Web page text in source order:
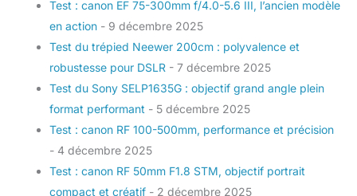
Test : canon EF 75-300mm f/4.0-5.6 III, l’ancien modèle
en action - 9 décembre 2025
Test du trépied Neewer 200cm : polyvalence et
robustesse pour DSLR - 7 décembre 2025
Test du Sony SELP1635G : objectif grand angle plein
format performant - 5 décembre 2025
Test : canon RF 100-500mm, performance et précision
- 4 décembre 2025
Test : canon RF 50mm F1.8 STM, objectif portrait
compact et créatif - 2 décembre 2025